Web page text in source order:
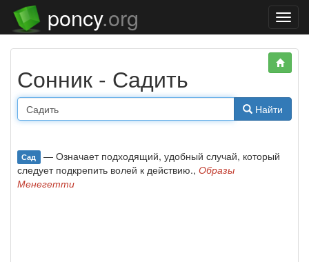
poncy.org
Сонник - Садить
Найти
Сад — Означает подходящий, удобный случай, который
следует подкрепить волей к действию., Образы
Менегетти